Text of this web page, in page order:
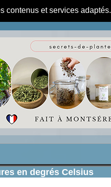
contenus et services adaptés.
en degrés Celsius